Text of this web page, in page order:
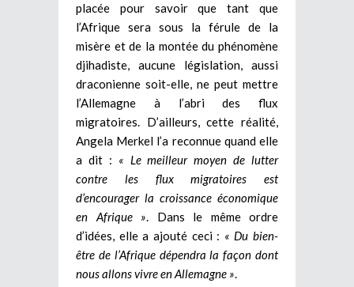
placée pour savoir que tant que
l’Afrique sera sous la férule de la
misère et de la montée du phénomène
djihadiste, aucune législation, aussi
draconienne soit-elle, ne peut mettre
l’Allemagne à l’abri des flux
migratoires. D’ailleurs, cette réalité,
Angela Merkel l’a reconnue quand elle
a dit : « Le meilleur moyen de lutter
contre les flux migratoires est
d’encourager la croissance économique
en Afrique ». Dans le même ordre
d’idées, elle a ajouté ceci : « Du bien-
être de l’Afrique dépendra la façon dont
nous allons vivre en Allemagne ».